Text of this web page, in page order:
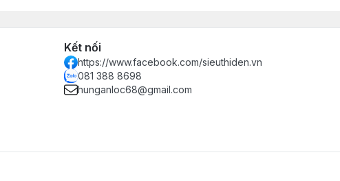
Kết nối
https://www.facebook.com/sieuthiden.vn
081 388 8698
hunganloc68@gmail.com